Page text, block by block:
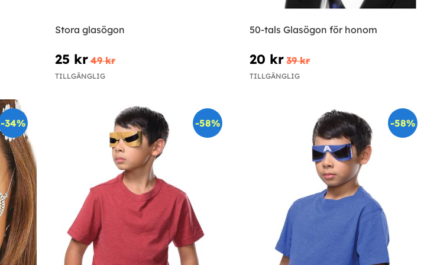
Stora glasögon
25 kr 49 kr
TILLGÄNGLIG
50-tals Glasögon för honom
20 kr 39 kr
TILLGÄNGLIG
-34% -58% -58%